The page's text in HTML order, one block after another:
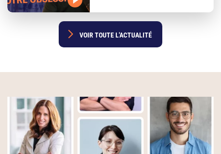
VOIR TOUTE L'ACTUALITÉ